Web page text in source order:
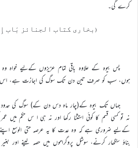
کرے گی۔
(بخاری کتاب الجنائز بَاب
پس بیوہ کے علاوہ باقی تمام عزیزوں کےلیے خواہ وہ
ہوں، سب کو صرف تین دن تک سوگ کی اجازت ہے، اس
جہاں تک بیوہ کے(چار ماہ دس دن کے) سوگ کی
نہ تو کسی قسم کا کوئی استثنا رکھا اور نہ ہی ا س حکم میں
کےلیے ضروری ہے کہ وہ عدت کا یہ عرصہ حتی الوسع
بناؤ سنگھار کرنے، سوشل پروگراموں میں حصہ لینے اور